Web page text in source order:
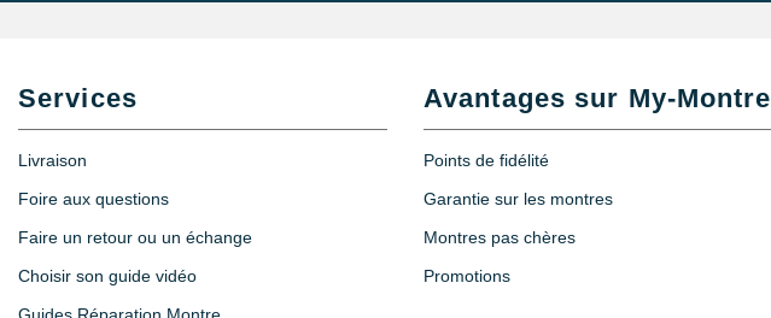
Services
Livraison
Foire aux questions
Faire un retour ou un échange
Choisir son guide vidéo
Avantages sur My-Montre
Points de fidélité
Garantie sur les montres
Montres pas chères
Promotions